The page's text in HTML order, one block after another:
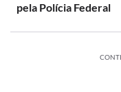
pela Polícia Federal